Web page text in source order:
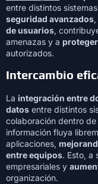
entre distintos
seguridad avanzados
de usuarios,
amenazas y a
autorizados.
Intercambio
La integración entre
datos entre distintos
colaboración dentro
información fluya
aplicaciones,
entre equipos. Esto, a
empresariales y
organización.